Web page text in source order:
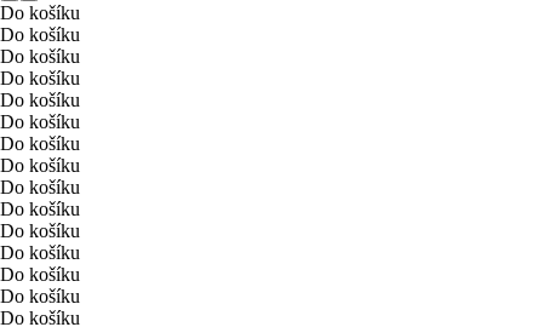
Do košíku
Do košíku
Do košíku
Do košíku
Do košíku
Do košíku
Do košíku
Do košíku
Do košíku
Do košíku
Do košíku
Do košíku
Do košíku
Do košíku
Do košíku